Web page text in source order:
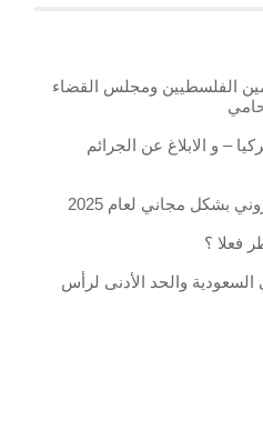
الفلسطيين ومجلس القضاء
– و الابلاغ عن الجرائم
بشكل مجاني لعام 2025
فعلا ؟
والحد الأدنى لرأس